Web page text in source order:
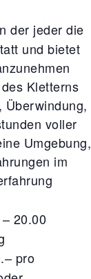
der jeder die
und bietet
Kletterns
Überwindung,
voller
Umgebung,
im
20.00
pro